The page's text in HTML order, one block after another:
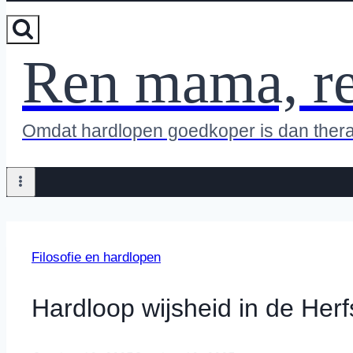
Ren mama,
Omdat hardlopen goedkoper is dan
Filosofie en hardlopen
Hardloop wijsheid in de